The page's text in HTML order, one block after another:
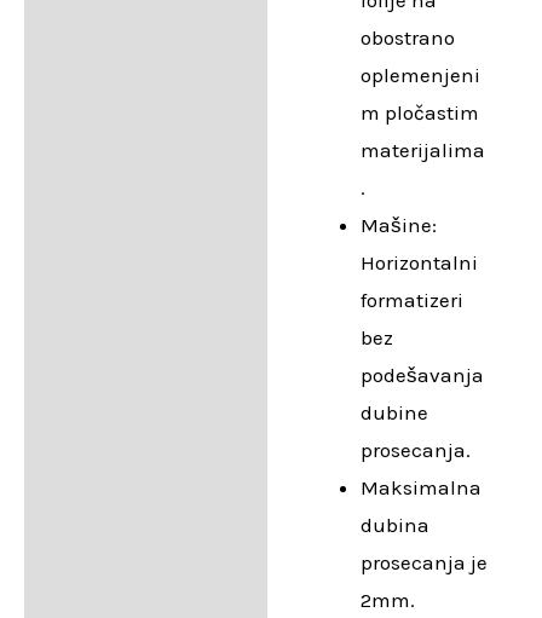
obostrano
oplemenjeni
m pločastim
materijalima
.
Mašine:
Horizontalni
formatizeri
bez
podešavanja
dubine
prosecanja.
Maksimalna
dubina
prosecanja je
2mm.